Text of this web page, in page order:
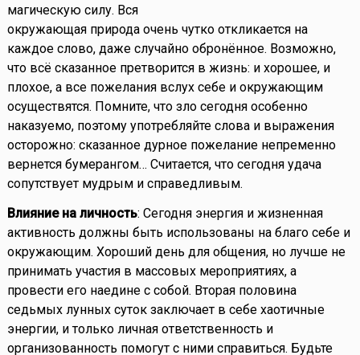
магическую силу. Вся
окружающая природа очень чутко откликается на
каждое слово, даже случайно обронённое. Возможно,
что всё сказанное претворится в жизнь: и хорошее, и
плохое, а все пожелания вслух себе и окружающим
осуществятся. Помните, что зло сегодня особенно
наказуемо, поэтому употребляйте слова и выражения
осторожно: сказанное дурное пожелание непременно
вернется бумерангом… Считается, что сегодня удача
сопутствует мудрым и справедливым.
Влияние на личность: Сегодня энергия и жизненная
активность должны быть использованы на благо себе и
окружающим. Хороший день для общения, но лучше не
принимать участия в массовых мероприятиях, а
провести его наедине с собой. Вторая половина
седьмых лунных суток заключает в себе хаотичные
энергии, и только личная ответственность и
организованность помогут с ними справиться. Будьте